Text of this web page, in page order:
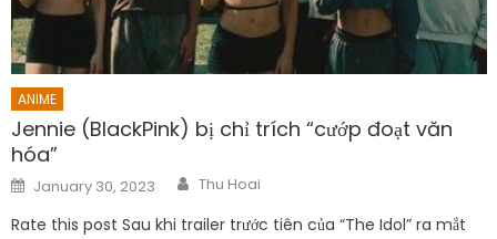
ANIME
Jennie (BlackPink) bị chỉ trích “cướp đoạt văn
hóa”
Posted
on
January 30, 2023 Author
Thu Hoai
Rate this post Sau khi trailer trước tiên của “The Idol” ra mắt